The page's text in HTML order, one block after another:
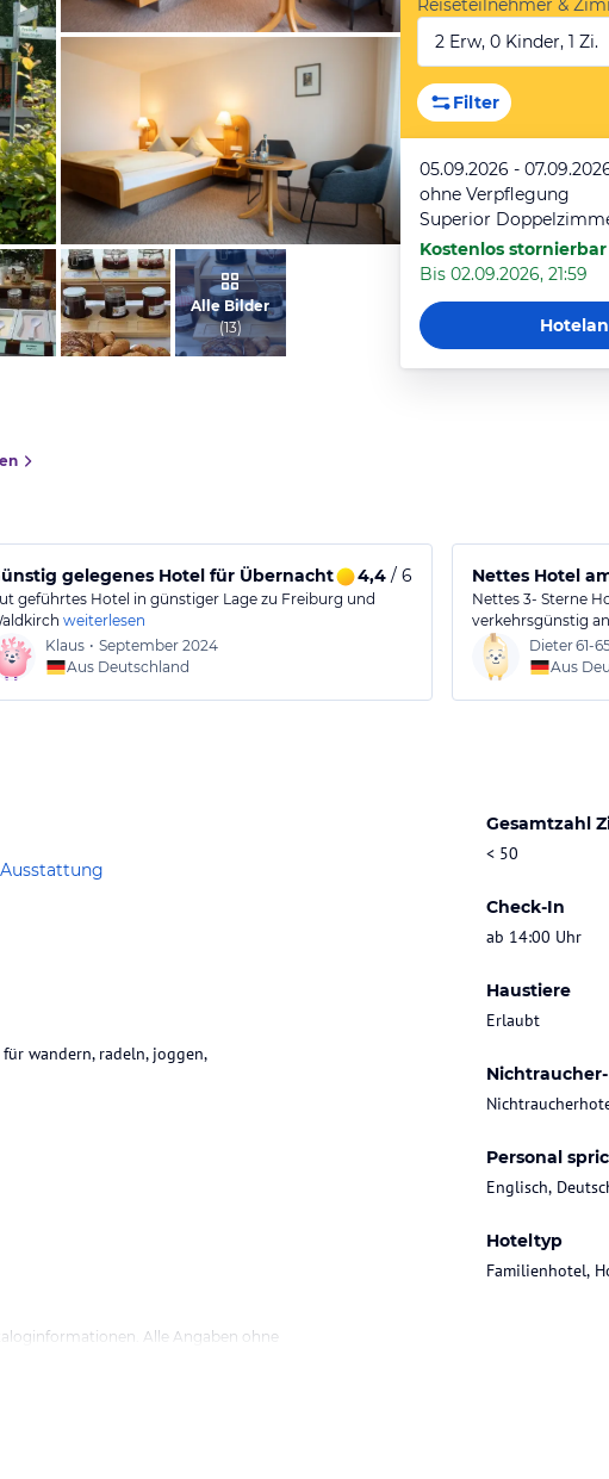
vom Hotelier, September 2022
Alle Bilder
(13)
Reiseteilnehmer &
2 Erw, 0 Kinder, 1 Zi.
Filter
05.09.2026 -
ohne Verpflegung
Superior
Kostenlos stornierbar
Bis 02.09.2026, 21:59
gelegenes Hotel für Übernachtung mit gutem Preis-/
4,4/ 6
geführtes Hotel in günstiger Lage zu Freiburg und
weiterlesen
Klaus • September 2024
Aus Deutschland
Nettes Hotel
Nettes 3- Sterne
verkehrsgünstig
Dieter61-
Aus
Gesamtzahl
< 50
Check-In
ab 14:00 Uhr
Haustiere
Erlaubt
Personal
Englisch,
Hoteltyp
Familienhotel,
wandern, radeln, joggen,
Alle Angaben ohne
die verbindlichen